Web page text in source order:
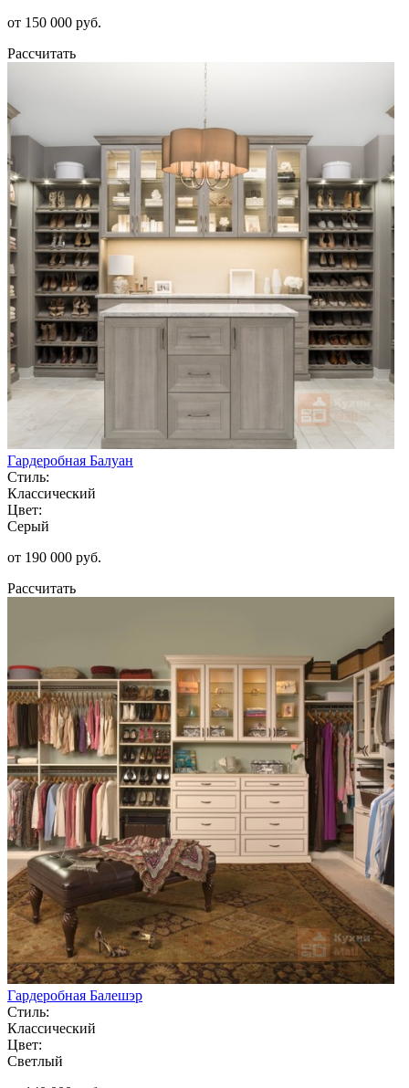
от 150 000 руб.
Рассчитать
Гардеробная Балуан
Стиль:
Классический
Цвет:
Серый
от 190 000 руб.
Рассчитать
Гардеробная Балешэр
Стиль:
Классический
Цвет:
Светлый